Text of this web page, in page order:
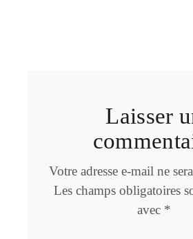
Laisser
Votre adresse e-mail ne
Les champs obligatoires
avec *